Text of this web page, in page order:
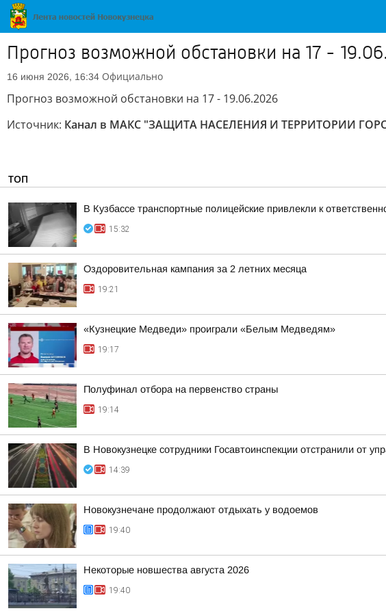
Прогноз возможной обстановки на 17 -
16 июня 2026, 16:34 Официально
Прогноз возможной обстановки на 17 - 19.06.2026
Источник: Канал в МАКС "ЗАЩИТА НАСЕЛЕНИЯ И ТЕРРИТОРИИ
ТОП
В Кузбассе транспортные полицейские привлекли к
15:32
Оздоровительная кампания за 2 летних месяца
19:21
«Кузнецкие Медведи» проиграли «Белым Медведям»
19:17
Полуфинал отбора на первенство страны
19:14
В Новокузнецке сотрудники Госавтоинспекции отстранили от
14:39
Новокузнечане продолжают отдыхать у водоемов
19:40
Некоторые новшества августа 2026
19:40